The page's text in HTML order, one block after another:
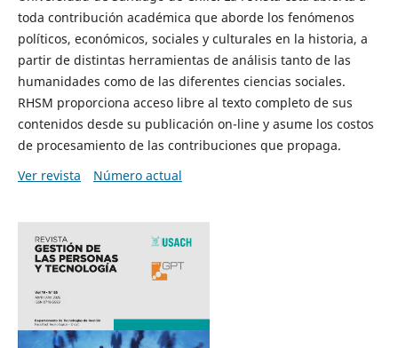
toda contribución académica que aborde los fenómenos
políticos, económicos, sociales y culturales en la historia, a
partir de distintas herramientas de análisis tanto de las
humanidades como de las diferentes ciencias sociales.
RHSM proporciona acceso libre al texto completo de sus
contenidos desde su publicación on-line y asume los costos
de procesamiento de las contribuciones que propaga.
Ver revista
Número actual